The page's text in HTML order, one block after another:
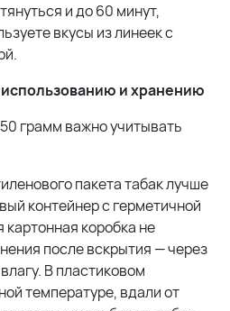
и до 60 минут,
вкусы из линеек с
и хранению
грамм важно учитывать
пакета табак лучше
контейнер с герметичной
коробка не
после вскрытия — через
В пластиковом
температуре, вдали от